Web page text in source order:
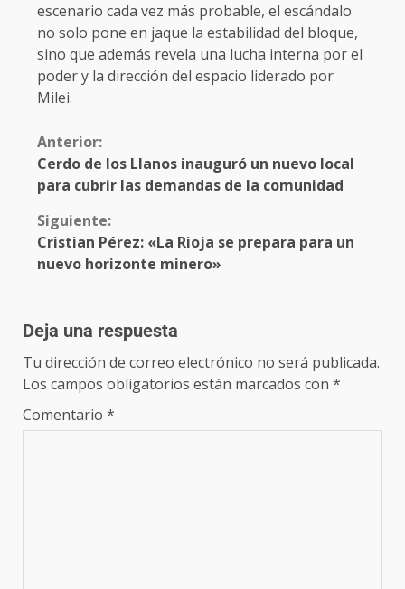
escenario cada vez más probable, el escándalo
no solo pone en jaque la estabilidad del bloque,
sino que además revela una lucha interna por el
poder y la dirección del espacio liderado por
Milei.
Anterior:
Cerdo de los Llanos inauguró un nuevo local
para cubrir las demandas de la comunidad
Siguiente:
Cristian Pérez: «La Rioja se prepara para un
nuevo horizonte minero»
Deja una respuesta
Tu dirección de correo electrónico no será publicada.
Los campos obligatorios están marcados con *
Comentario *